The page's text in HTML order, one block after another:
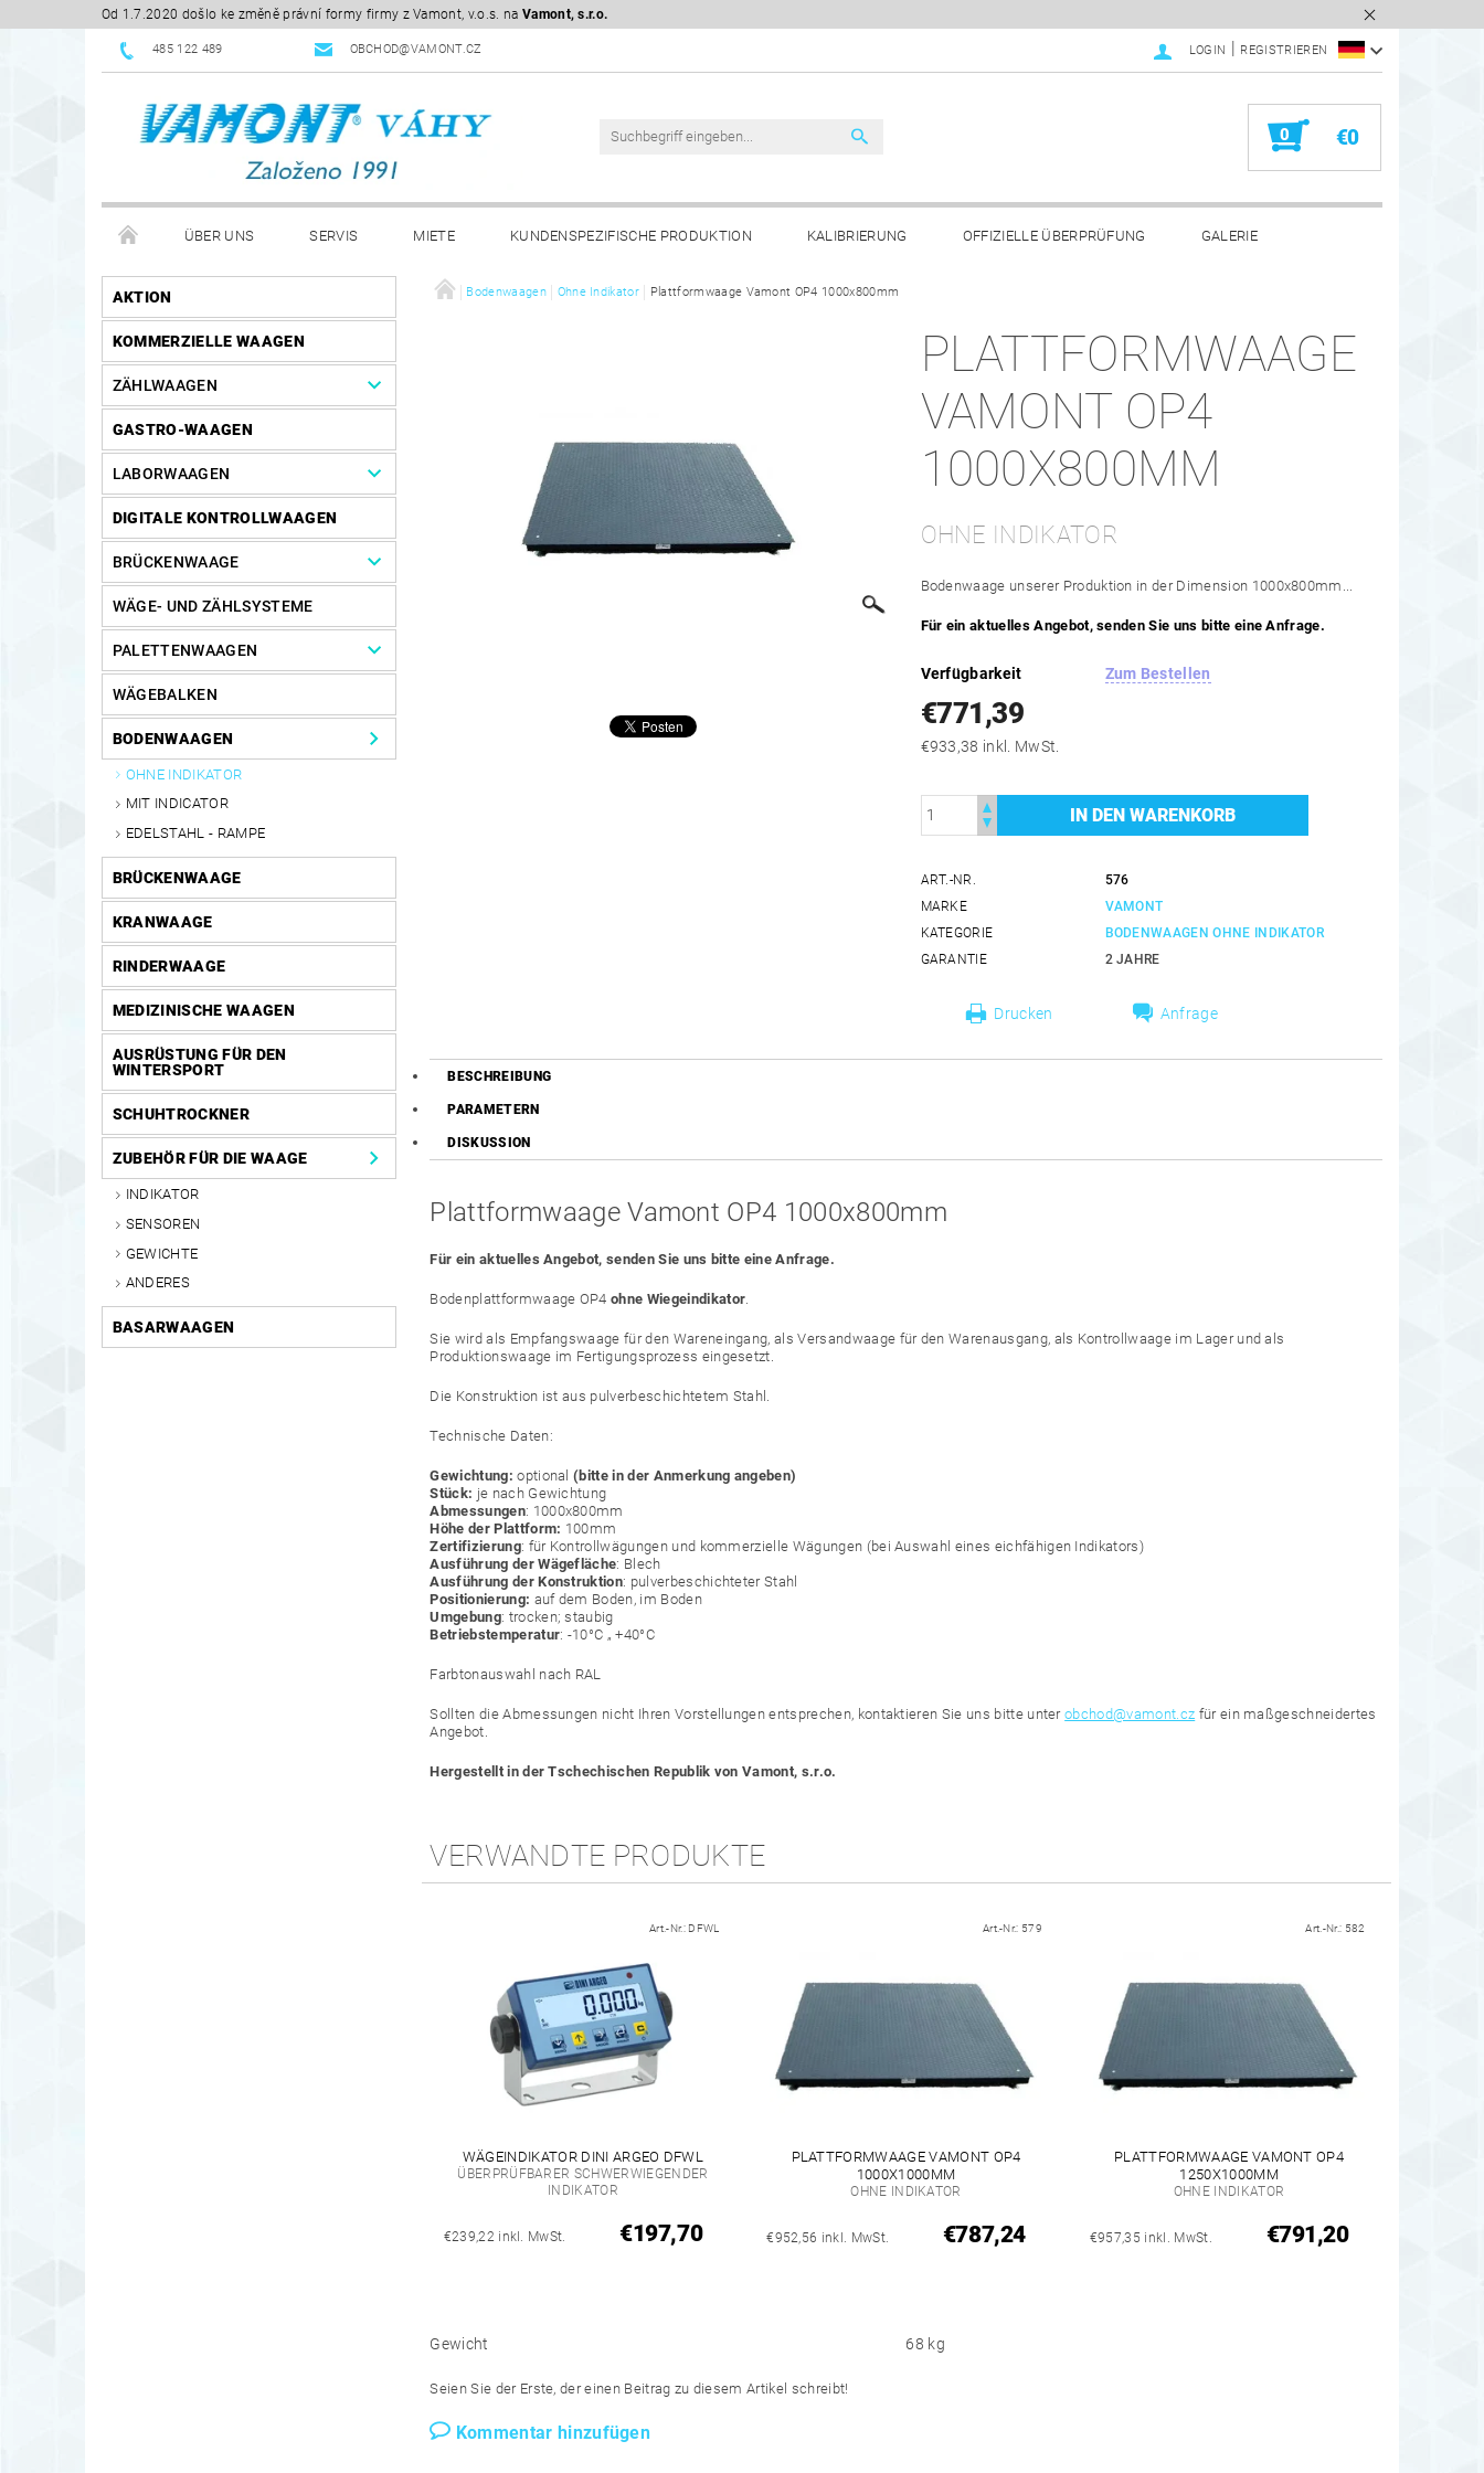
Od 1.7.2020 došlo ke změně právní formy firmy z Vamont, v.o.s. na Vamont, s.r.o.
485 122 489 OBCHOD@VAMONT.CZ LOGIN REGISTRIEREN
0 €0
ÜBER UNS SERVIS MIETE KUNDENSPEZIFISCHE PRODUKTION KALIBRIERUNG OFFIZIELLE ÜBERPRÜFUNG GALERIE
KONTAKTE GESCHÄFTSBEDINGUNGEN BESCHWERDEVERFAHREN
AKTION
KOMMERZIELLE WAAGEN
ZÄHLWAAGEN
GASTRO-WAAGEN
LABORWAAGEN
DIGITALE KONTROLLWAAGEN
BRÜCKENWAAGE
WÄGE- UND ZÄHLSYSTEME
PALETTENWAAGEN
WÄGEBALKEN
BODENWAAGEN
OHNE INDIKATOR
MIT INDICATOR
EDELSTAHL - RAMPE
BRÜCKENWAAGE
KRANWAAGE
RINDERWAAGE
MEDIZINISCHE WAAGEN
AUSRÜSTUNG FÜR DEN
WINTERSPORT
SCHUHTROCKNER
ZUBEHÖR FÜR DIE WAAGE
INDIKATOR
SENSOREN
GEWICHTE
ANDERES
BASARWAAGEN
Bodenwaagen Ohne Indikator Plattformwaage Vamont OP4 1000x800mm
PLATTFORMWAAGE
VAMONT OP4
1000X800MM
OHNE INDIKATOR
Bodenwaage unserer Produktion in der Dimension 1000x800mm...
Für ein aktuelles Angebot, senden Sie uns bitte eine Anfrage.
Verfügbarkeit Zum Bestellen
€771,39
€933,38 inkl. MwSt.
ART.-NR.
576
MARKE
VAMONT
KATEGORIE
BODENWAAGEN OHNE INDIKATOR
GARANTIE
2 JAHRE
Drucken Anfrage
BESCHREIBUNG
PARAMETERN
DISKUSSION
Plattformwaage Vamont OP4 1000x800mm
Für ein aktuelles Angebot, senden Sie uns bitte eine Anfrage.
Bodenplattformwaage OP4ohne Wiegeindikator
Sie wird als Empfangswaage für den Wareneingang, als Versandwaage für den Warenausgang, als Kontrollwaage im Lager und als
Produktionswaage im Fertigungsprozess eingesetzt.
Die Konstruktion ist aus pulverbeschichtetem Stahl.
Technische Daten:
Gewichtung: optional(bitte in der Anmerkung angeben)
Stück: je nach Gewichtung
Abmessungen: 1000x800mm
Höhe der Plattform: 100mm
Zertifizierung: für Kontrollwägungen und kommerzielle Wägungen (bei Auswahl eines eichfähigen Indikators)
Ausführung der Wägefläche: Blech
Ausführung der Konstruktion: pulverbeschichteter Stahl
Positionierung: auf dem Boden, im Boden
Umgebung: trocken; staubig
Betriebstemperatur: -10°C „ +40°C
Farbtonauswahl nach RAL
Sollten die Abmessungen nicht Ihren Vorstellungen entsprechen, kontaktieren Sie uns bitte unterobchod@vamont.cz für ein maßgeschneidertes
Angebot.
Hergestellt in der Tschechischen Republik von Vamont, s.r.o.
VERWANDTE PRODUKTE
Art.-Nr.: DFWL
WÄGEINDIKATOR DINI ARGEO DFWL
ÜBERPRÜFBARER SCHWERWIEGENDER
INDIKATOR
€239,22 inkl. MwSt. €197,70
Art.-Nr.: 579
PLATTFORMWAAGE VAMONT OP4
1000X1000MM
OHNE INDIKATOR
€952,56 inkl. MwSt. €787,24
Art.-Nr.: 582
PLATTFORMWAAGE VAMONT OP4
1250X1000MM
OHNE INDIKATOR
€957,35 inkl. MwSt. €791,20
Gewicht 68 kg
Seien Sie der Erste, der einen Beitrag zu diesem Artikel schreibt!
Kommentar hinzufügen